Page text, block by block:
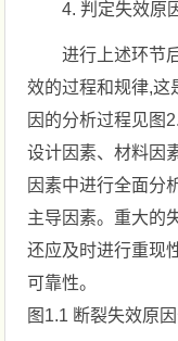
4. 判定失效原
进行上述环节
效的过程和规律,这
因的分析过程见图
设计因素、材料因
因素中进行全面分
主导因素。重大的
还应及时进行重现
可靠性。
图1.1 断裂失效原